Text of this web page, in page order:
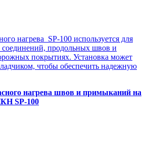
нагрева SP-100 используется для
соединений, продольных швов и
покрытиях. Установка может
чтобы обеспечить надежную
нагрева швов и примыканий на
SP-100